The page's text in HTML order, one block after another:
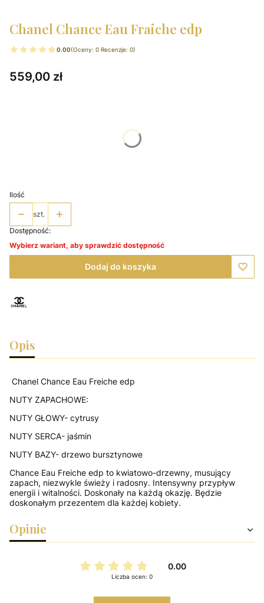
Chanel Chance Eau Fraiche edp
0.00(Oceny: 0 Recenzje: 0)
Cena
559,00 zł
Ilość
szt.
Dostępność:
Wybierz wariant, aby sprawdzić dostępność
Dodaj do koszyka
Opis
Chanel Chance Eau Freiche edp
NUTY ZAPACHOWE:
NUTY GŁOWY- cytrusy
NUTY SERCA- jaśmin
NUTY BAZY- drzewo bursztynowe
Chance Eau Freiche edp to kwiatowo-drzewny, musujący
zapach, niezwykle świeży i radosny. Intensywny przypływ
energii i witalności. Doskonały na każdą okazję. Będzie
doskonałym przezentem dla każdej kobiety.
Opinie
0.00
Liczba ocen: 0